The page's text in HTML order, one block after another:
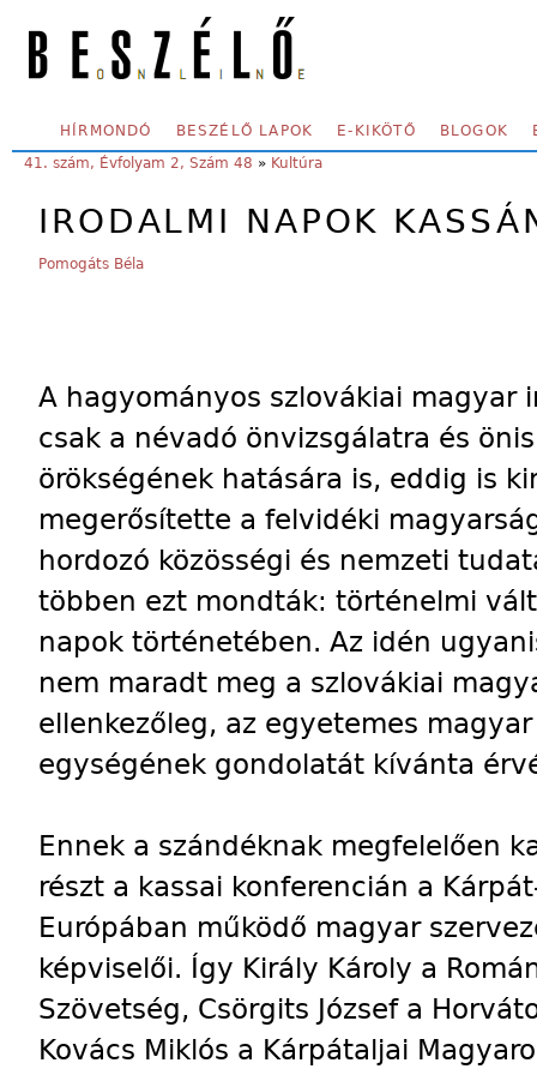
SECONDARY MENU
HÍRMONDÓ BESZÉLŐ LAPOK E-KIKÖTŐ BLOGOK
YOU ARE HERE:
41. szám, Évfolyam 2, Szám 48 » Kultúra
IRODALMI NAPOK
Pomogáts Béla
A hagyományos szlovákiai magyar
csak a névadó önvizsgálatra és
örökségének hatására is, eddig is
megerősítette a felvidéki
hordozó közösségi és nemzeti
többen ezt mondták: történelmi
napok történetében. Az idén
nem maradt meg a szlovákiai
ellenkezőleg, az egyetemes
egységének gondolatát kívánta
Ennek a szándéknak megfelelően
részt a kassai konferencián a
Európában működő magyar
képviselői. Így Király Károly a
Szövetség, Csörgits József a
Kovács Miklós a Kárpátaljai